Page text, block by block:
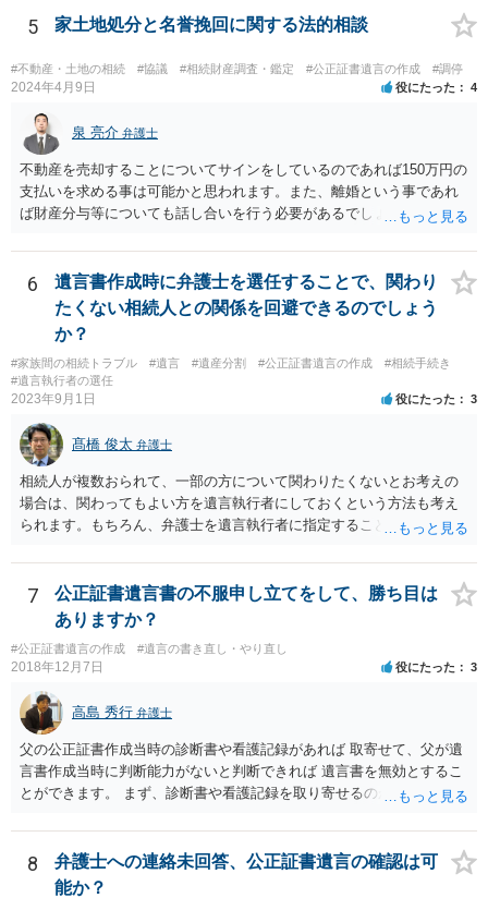
5 家土地処分と名誉挽回に関する法的相談
#不動産・土地の相続 #協議 #相続財産調査・鑑定 #公正証書遺言の作成 #調停
2024年4月9日 役にたった 4
泉 亮介 弁護士
不動産を売却することについてサインをしているのであれば150万円の
支払いを求める事は可能かと思われます。また、離婚という事であれ
ば財産分与等についても話し合いを行う必要があるでしょう。 細かい
士事務所へご相談されると良いでしょう。
6
遺言書作成時に弁護士を選任することで、関わり
たくない相続人との関係を回避できるのでしょう
か？
#家族間の相続トラブル #遺言 #遺産分割 #公正証書遺言の作成
#相続手続き
#遺言執行者の選任
2023年9月1日 役にたった 3
髙橋 俊太 弁護士
相続人が複数おられて、一部の方について関わりたくないとお考えの
場合は、関わってもよい方を遺言執行者にしておくという方法も考え
られます。もちろん、弁護士を遺言執行者に指定することもできます
方に再委任の権限を付与しておくという方法もあります。 一度、弁護
士に直接ご相談されることをお勧めいたします。
7
公正証書遺言書の不服申し立てをして、勝ち目は
ありますか？
#公正証書遺言の作成 #遺言の書き直し・やり直し
2018年12月7日 役にたった 3
高島 秀行 弁護士
父の公正証書作成当時の診断書や看護記録があれば 取寄せて、父が遺
言書作成当時に判断能力がないと判断できれば 遺言書を無効とするこ
とができます。 まず、診断書や看護記録を取り寄せるのが重要となり
いと思います。
8
弁護士への連絡未回答、公正証書遺言の確認は可
能か？